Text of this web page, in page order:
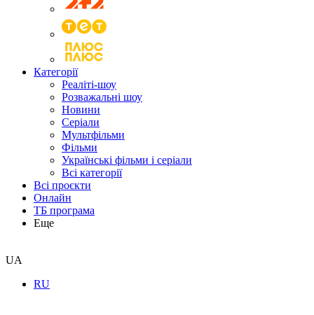
Категорії
Реаліті-шоу
Розважальні шоу
Новини
Серіали
Мультфільми
Фільми
Українські фільми і серіали
Всі категорії
Всі проєкти
Онлайн
ТБ програма
Еще
UA
RU